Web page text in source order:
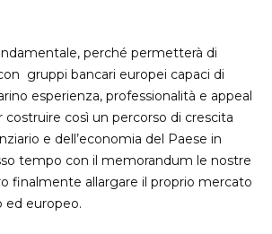
perché permetterà di
gruppi bancari europei capaci di
esperienza, professionalità e appeal
costruire così un percorso di crescita
e dell’economia del Paese in
tempo con il memorandum le nostre
finalmente allargare il proprio mercato
ed europeo.